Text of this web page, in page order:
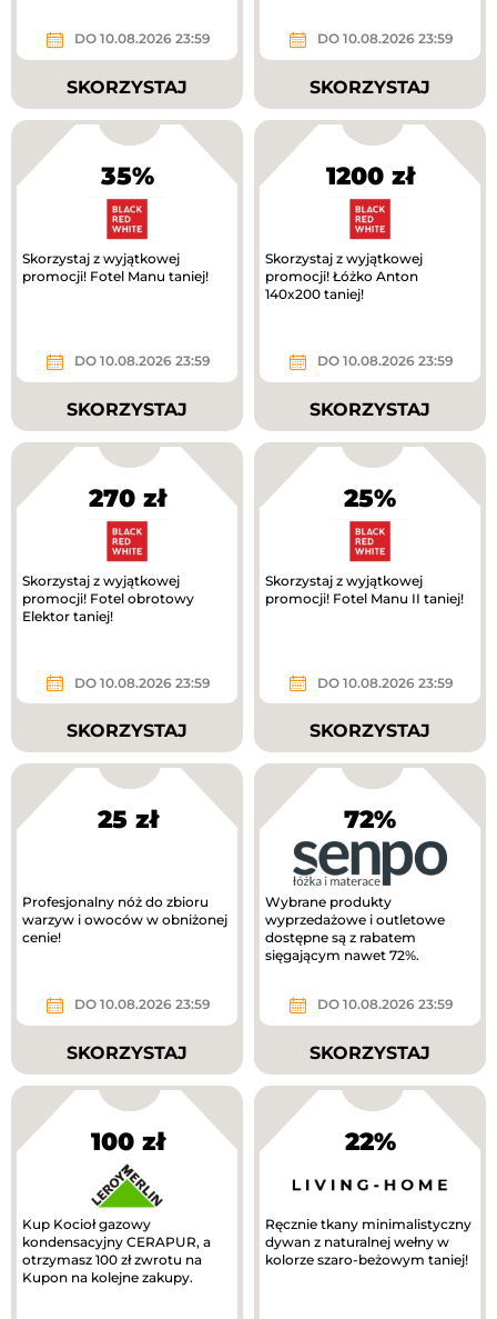
DO 10.08.2026 23:59
SKORZYSTAJ
DO 10.08.2026 23:59
SKORZYSTAJ
35%
Skorzystaj z wyjątkowej
promocji! Fotel Manu taniej!
DO 10.08.2026 23:59
SKORZYSTAJ
1200 zł
Skorzystaj z wyjątkowej
promocji! Łóżko Anton
140x200 taniej!
DO 10.08.2026 23:59
SKORZYSTAJ
270 zł
Skorzystaj z wyjątkowej
promocji! Fotel obrotowy
Elektor taniej!
DO 10.08.2026 23:59
SKORZYSTAJ
25%
Skorzystaj z wyjątkowej
promocji! Fotel Manu II taniej!
DO 10.08.2026 23:59
SKORZYSTAJ
25 zł
Profesjonalny nóż do zbioru
warzyw i owoców w obniżonej
cenie!
DO 10.08.2026 23:59
SKORZYSTAJ
72%
Wybrane produkty
wyprzedażowe i outletowe
dostępne są z rabatem
sięgającym nawet 72%.
DO 10.08.2026 23:59
SKORZYSTAJ
100 zł
Kup Kocioł gazowy
kondensacyjny CERAPUR, a
otrzymasz 100 zł zwrotu na
Kupon na kolejne zakupy.
22%
Ręcznie tkany minimalistyczny
dywan z naturalnej wełny w
kolorze szaro-beżowym taniej!